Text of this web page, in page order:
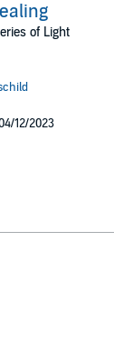
of Light
12/2023